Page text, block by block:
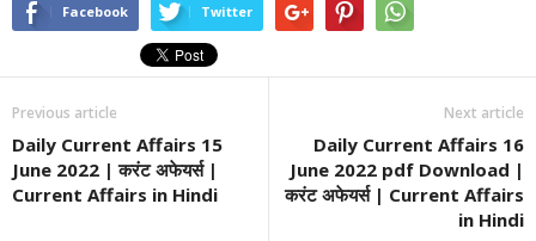
Facebook Twitter
Previous article
Daily Current Affairs 15
June 2022 | करंट अफेयर्स |
Current Affairs in Hindi
Next article
Daily Current Affairs 16
June 2022 pdf Download |
करंट अफेयर्स | Current Affairs
in Hindi